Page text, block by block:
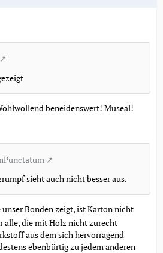
beneidenswert! Museal!
sieht auch nicht besser aus.
unser Bonden zeigt, ist Karton nicht
alle, die mit Holz nicht zurecht
aus dem sich hervorragend
ebenbürtig zu jedem anderen